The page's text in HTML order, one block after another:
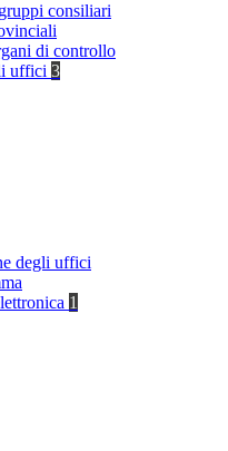
consiliari
di controllo
uffici 3
degli uffici
1